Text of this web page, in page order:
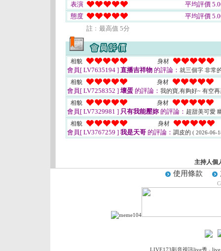
表演
平均評價
態度
平均評價
註﹕最高值 5分
相貌 身材
會員[ LV7635194 ] 直播吉祥物 的評論： 就三個字 非常
相貌
身材
會員[ LV7258352 ] 壞蛋 的評論： 我的寶,有夠好~ 有空
相貌
身材
會員[ LV7329981 ] 只有我能壓妳的評論： 超甜美可愛
相貌
身材
會員[ LV3767259 ] 我是天哥 的評論： 調皮的 ( 2026-06-
主持人個
使用條款
LIVE173影音視訊live秀-